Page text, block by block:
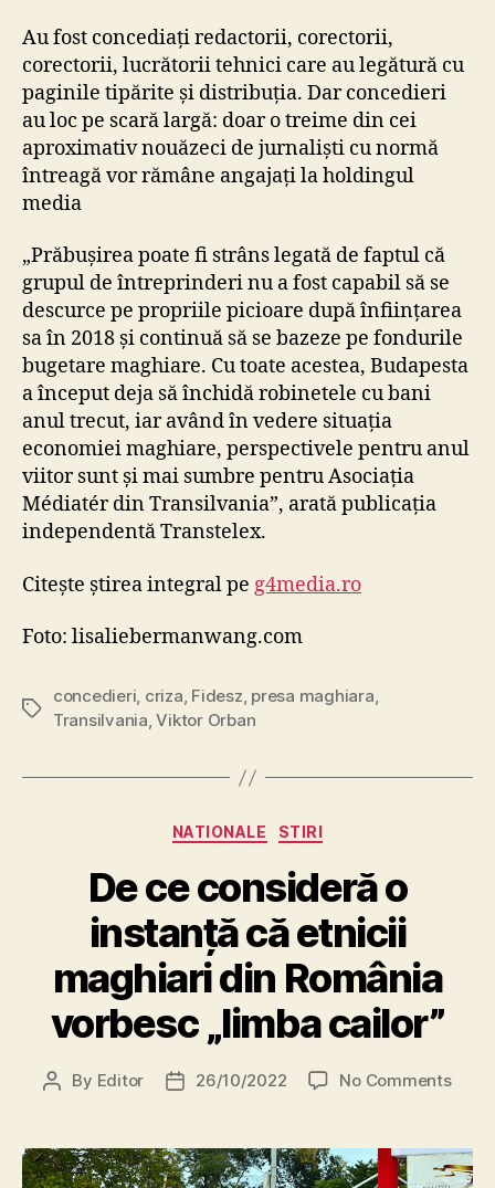
Au fost concediați redactorii, corectorii,
corectorii, lucrătorii tehnici care au legătură cu
paginile tipărite și distribuția. Dar concedieri
au loc pe scară largă: doar o treime din cei
aproximativ nouăzeci de jurnaliști cu normă
întreagă vor rămâne angajați la holdingul
media
„Prăbușirea poate fi strâns legată de faptul că
grupul de întreprinderi nu a fost capabil să se
descurce pe propriile picioare după înființarea
sa în 2018 și continuă să se bazeze pe fondurile
bugetare maghiare. Cu toate acestea, Budapesta
a început deja să închidă robinetele cu bani
anul trecut, iar având în vedere situația
economiei maghiare, perspectivele pentru anul
viitor sunt și mai sumbre pentru Asociația
Médiatér din Transilvania”, arată publicația
independentă Transtelex.
Citește știrea integral pe g4media.ro
Foto: lisaliebermanwang.com
Tags
concedieri, criza, Fidesz, presa maghiara,
Transilvania,Viktor Orban
Categories
NATIONALE STIRI
De ce consideră o
instanță că etnicii
maghiari din România
vorbesc „limba cailor”
Post
By Editor
Post26/10/2022 No Commentson
o